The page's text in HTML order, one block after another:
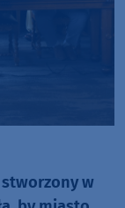
w